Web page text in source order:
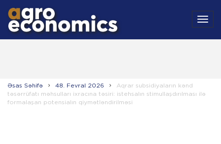
Əsas Səhifə 48. Fevral 2026
Aqrar subsidiyaların kənd
təsərrüfatı məhsulları ixracına təsiri: istehsalın stimullaşdırılması ilə
formalaşan potensialın qiymətləndirilməsi